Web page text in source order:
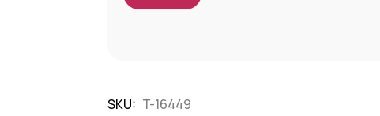
SKU: T-16449